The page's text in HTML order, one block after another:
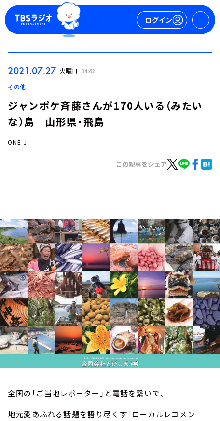
ログイン
お知らせ
イベント・グッズ
YouTube
会社情報
2021.07.27 火曜日 14:42
その他
ジャンポケ斉藤さんが170人いる（みたい
な）島 山形県・飛島
ONE-J
この記事をシェア
全国の「ご当地レポーター」と電話を繋いで、
地元愛あふれる話題を語り尽くす「ローカルレコメン